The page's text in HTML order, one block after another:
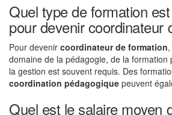
Quel type de formation
pour devenir coordinateur
Pour devenir coordinateur de formation
domaine de la pédagogie, de la formation
la gestion est souvent requis. Des
coordination pédagogique peuvent
Quel est le salaire moyen